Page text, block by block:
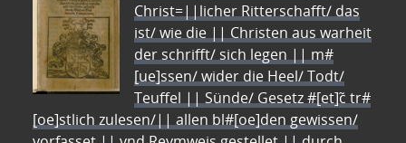
Christ=||licher Ritterschafft/ das
ist/ wie die || Christen aus warheit
der schrifft/ sich legen || m#
[ue]ssen/ wider die Heel/ Todt/
Teuffel || Sünde/ Gesetz #[et]c̃ tr#
[oe]stlich zulesen/|| allen bl#[oe]den gewissen/